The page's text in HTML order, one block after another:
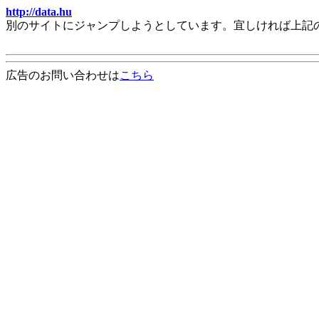
http://data.hu
別のサイトにジャンプしようとしています。宜しければ上
広告のお問い合わせはこちら